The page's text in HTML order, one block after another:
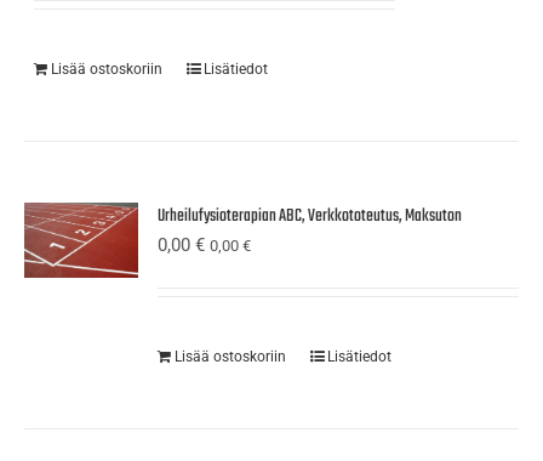
Lisää ostoskoriin Lisätiedot
Urheilufysioterapian ABC, Verkkototeutus, Maksuton
0,00€ 0,00€
Lisää ostoskoriin Lisätiedot